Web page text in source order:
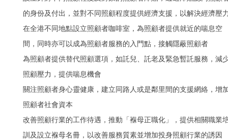
的身份及付出，並對不同照顧程度提供經濟支援，以解決經濟壓
在全港不同地點設立照顧者咖啡室，為照顧者提供就近的喘息空
間，同時亦可以成為照顧者服務的入門點，接觸隱蔽照顧者
為照顧者提供替代照顧選項，如託兒、託老及緊急暫託服務，減
照顧壓力，提供喘息機會
關注照顧者身心靈健康，建立同路人或是鄰里間的支援網絡，增
照顧者社會資本
改善照顧行業的工作待遇，推動「褓母正職化」，提供相關職業
訓及設立褓母名冊，以改善服務質素並增加投身照顧行業的誘因